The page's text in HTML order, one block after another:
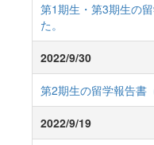
第1期生・第3期生の
た。
2022/9/30
第2期生の留学報告書
2022/9/19